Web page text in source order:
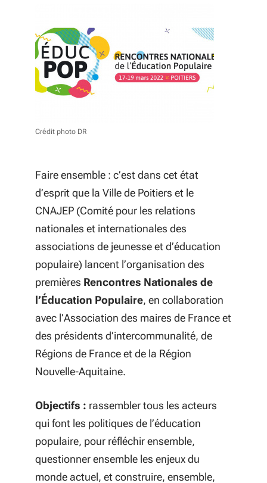
Crédit photo DR
Faire ensemble : c’est dans cet état
d’esprit que la Ville de Poitiers et le
CNAJEP (Comité pour les relations
nationales et internationales des
associations de jeunesse et d’éducation
populaire) lancent l’organisation des
premières Rencontres Nationales de
l’Éducation Populaire, en collaboration
avec l’Association des maires de France et
des présidents d’intercommunalité, de
Régions de France et de la Région
Nouvelle-Aquitaine.
Objectifs : rassembler tous les acteurs
qui font les politiques de l’éducation
populaire, pour réfléchir ensemble,
questionner ensemble les enjeux du
monde actuel, et construire, ensemble,